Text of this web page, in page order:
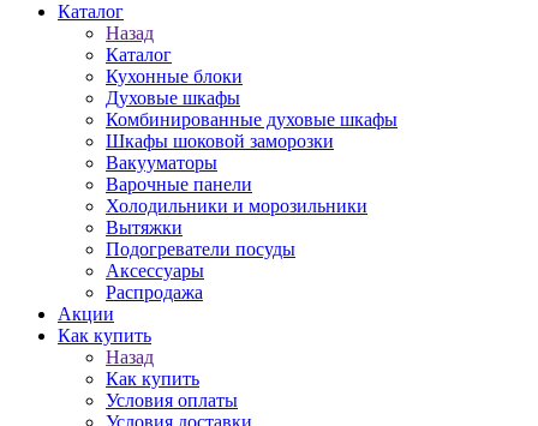
Каталог
Назад
Каталог
Кухонные блоки
Духовые шкафы
Комбинированные духовые шкафы
Шкафы шоковой заморозки
Вакууматоры
Варочные панели
Холодильники и морозильники
Вытяжки
Подогреватели посуды
Аксессуары
Распродажа
Акции
Как купить
Назад
Как купить
Условия оплаты
Условия доставки